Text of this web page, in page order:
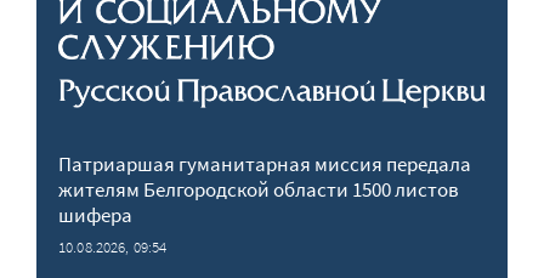
Патриаршая гуманитарная миссия передала
жителям Белгородской области 1500 листов
шифера
10.08.2026, 09:54